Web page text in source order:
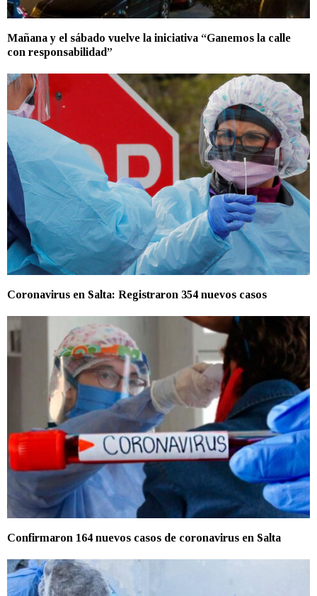
Mañana y el sábado vuelve la iniciativa “Ganemos la calle
con responsabilidad”
Coronavirus en Salta: Registraron 354 nuevos casos
Confirmaron 164 nuevos casos de coronavirus en Salta